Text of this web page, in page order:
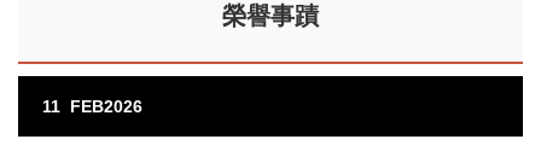
榮譽事蹟
11 FEB2026